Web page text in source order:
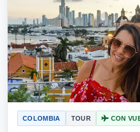
COLOMBIA TOUR CON